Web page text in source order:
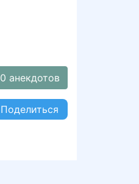
анекдотов
Поделиться